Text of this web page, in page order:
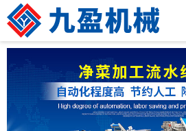
公司简介
产品展示